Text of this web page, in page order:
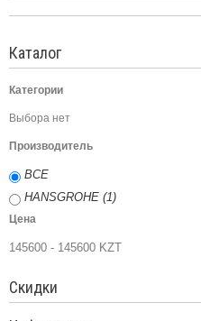
Каталог
Категории
Выбора нет
Производитель
ВСЕ
HANSGROHE (1)
Цена
145600 - 145600 KZT
Скидки